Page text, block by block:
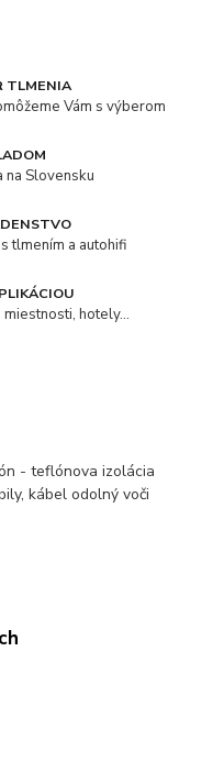
TLMENIA
Vám s výberom
na Slovensku
tlmením a autohifi
hotely...
- teflónova izolácia
kábel odolný voči